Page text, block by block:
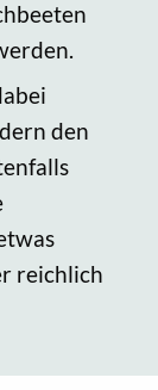
den
reichlich